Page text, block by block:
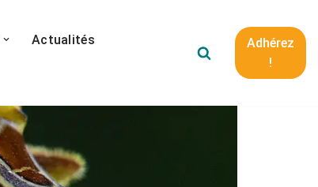
Actualités
Adhérez
!